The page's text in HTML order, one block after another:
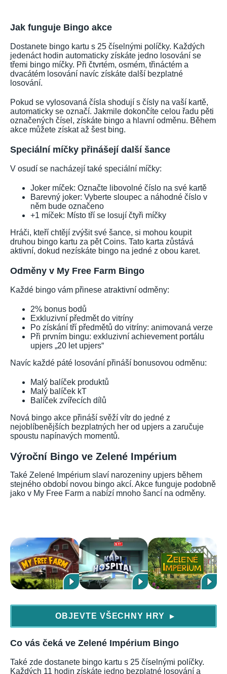
Jak funguje Bingo akce
Dostanete bingo kartu s 25 číselnými políčky. Každých
jedenáct hodin automaticky získáte jedno losování se
třemi bingo míčky. Při čtvrtém, osmém, třináctém a
dvacátém losování navíc získáte další bezplatné
losování.
Pokud se vylosovaná čísla shodují s čísly na vaší kartě,
automaticky se označí. Jakmile dokončíte celou řadu pěti
označených čísel, získáte bingo a hlavní odměnu. Během
akce můžete získat až šest bing.
Speciální míčky přinášejí další šance
V osudí se nacházejí také speciální míčky:
Joker míček: Označte libovolné číslo na své kartě
Barevný joker: Vyberte sloupec a náhodné číslo v
něm bude označeno
+1 míček: Místo tří se losují čtyři míčky
Hráči, kteří chtějí zvýšit své šance, si mohou koupit
druhou bingo kartu za pět Coins. Tato karta zůstává
aktivní, dokud nezískáte bingo na jedné z obou karet.
Odměny v My Free Farm Bingo
Každé bingo vám přinese atraktivní odměny:
2% bonus bodů
Exkluzivní předmět do vitríny
Po získání tří předmětů do vitríny: animovaná verze
Při prvním bingu: exkluzivní achievement portálu
upjers „20 let upjers“
Navíc každé páté losování přináší bonusovou odměnu:
Malý balíček produktů
Malý balíček kT
Balíček zvířecích dílů
Nová bingo akce přináší svěží vítr do jedné z
nejoblíbenějších bezplatných her od upjers a zaručuje
spoustu napínavých momentů.
Výroční Bingo ve Zelené Impérium
Také Zelené Impérium slaví narozeniny upjers během
stejného období novou bingo akcí. Akce funguje podobně
jako v My Free Farm a nabízí mnoho šancí na odměny.
OBJEVTE VŠECHNY HRY ▶
Co vás čeká ve Zelené Impérium Bingo
Také zde dostanete bingo kartu s 25 číselnými políčky.
Každých 11 hodin získáte jedno bezplatné losování a